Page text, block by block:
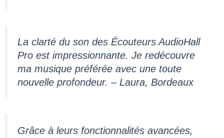
La clarté du son des Écouteurs AudioHall
Pro est impressionnante. Je redécouvre
ma musique préférée avec une toute
nouvelle profondeur. – Laura, Bordeaux
Grâce à leurs fonctionnalités avancées,